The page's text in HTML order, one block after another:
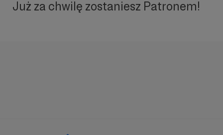
Już za chwilę zostaniesz Patronem!